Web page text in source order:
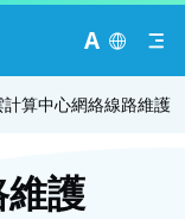
A
計算中心網絡線路維護
護